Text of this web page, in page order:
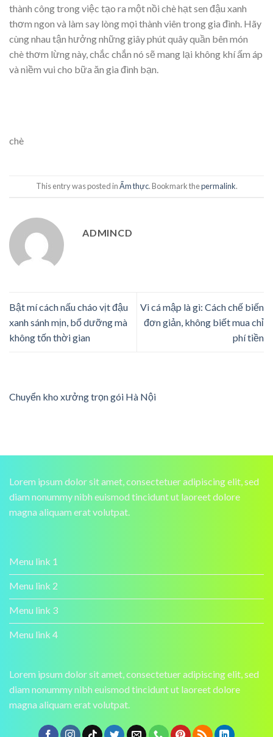
thành công trong việc tạo ra một nồi chè hạt sen đậu xanh
thơm ngon và làm say lòng mọi thành viên trong gia đình. Hãy
cùng nhau tận hưởng những giây phút quây quần bên món
chè thơm lừng này, chắc chắn nó sẽ mang lại không khí ấm áp
và niềm vui cho bữa ăn gia đình bạn.
chè
This entry was posted inẨm thực. Bookmark thepermalink.
ADMINCD
Bật mí cách nấu cháo vịt đậu
xanh sánh mịn, bổ dưỡng mà
không tốn thời gian
Vi cá mập là gì: Cách chế biến
đơn giản, không biết mua chỉ
phí tiền
Chuyển kho xưởng trọn gói Hà Nội
Lorem ipsum dolor sit amet, consectetuer adipiscing elit, sed
diam nonummy nibh euismod tincidunt ut laoreet dolore
magna aliquam erat volutpat.
Menu link 1
Menu link 2
Menu link 3
Menu link 4
Lorem ipsum dolor sit amet, consectetuer adipiscing elit, sed
diam nonummy nibh euismod tincidunt ut laoreet dolore
magna aliquam erat volutpat.